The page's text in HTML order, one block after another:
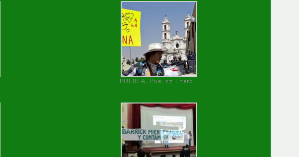
PUEBLA, Pue, 27 Enero